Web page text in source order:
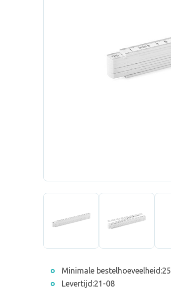
Minimale bestelhoeveelheid:25
Levertijd:21-08